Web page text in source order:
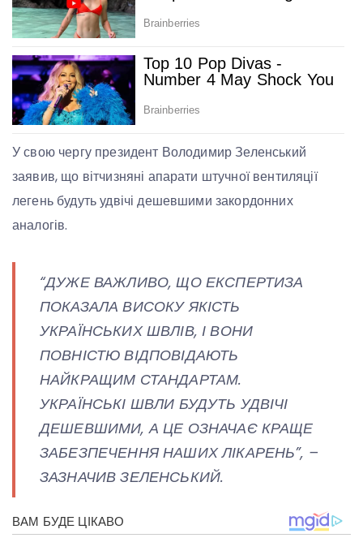
У свою чергу президент Володимир Зеленський
заявив, що вітчизняні апарати штучної вентиляції
легень будуть удвічі дешевшими закордонних
аналогів.
“ДУЖЕ ВАЖЛИВО, ЩО ЕКСПЕРТИЗА
ПОКАЗАЛА ВИСОКУ ЯКІСТЬ
УКРАЇНСЬКИХ ШВЛІВ, І ВОНИ
ПОВНІСТЮ ВІДПОВІДАЮТЬ
НАЙКРАЩИМ СТАНДАРТАМ.
УКРАЇНСЬКІ ШВЛИ БУДУТЬ УДВІЧІ
ДЕШЕВШИМИ, А ЦЕ ОЗНАЧАЄ КРАЩЕ
ЗАБЕЗПЕЧЕННЯ НАШИХ ЛІКАРЕНЬ”, –
ЗАЗНАЧИВ ЗЕЛЕНСЬКИЙ.